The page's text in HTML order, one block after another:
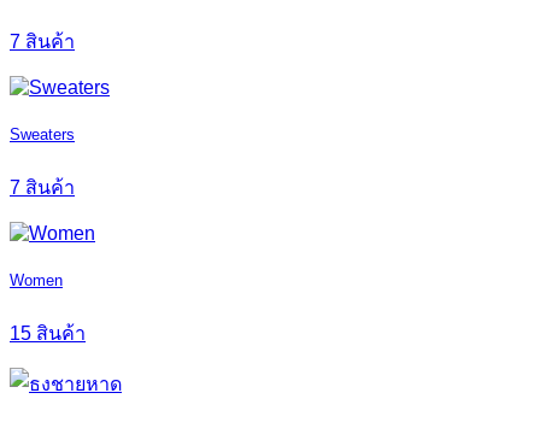
7 สินค้า
Sweaters
7 สินค้า
Women
15 สินค้า